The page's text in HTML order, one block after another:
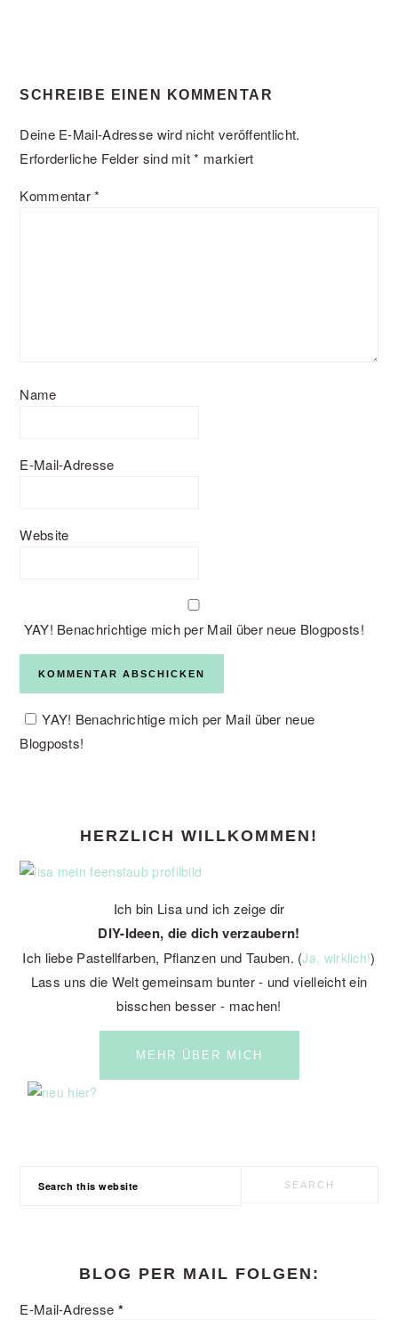
SCHREIBE EINEN KOMMENTAR
Deine E-Mail-Adresse wird nicht veröffentlicht.
Erforderliche Felder sind mit* markiert
Kommentar*
Name
E-Mail-Adresse
Website
YAY! Benachrichtige mich per Mail über neue Blogposts!
YAY! Benachrichtige mich per Mail über neue
Blogposts!
HERZLICH WILLKOMMEN!
Ich bin Lisa und ich zeige dir
DIY-Ideen, die dich verzaubern!
Ich liebe Pastellfarben, Pflanzen und Tauben. (Ja, wirklich!)
Lass uns die Welt gemeinsam bunter - und vielleicht ein
bisschen besser - machen!
MEHR ÜBER MICH
BLOG PER MAIL FOLGEN:
E-Mail-Adresse *